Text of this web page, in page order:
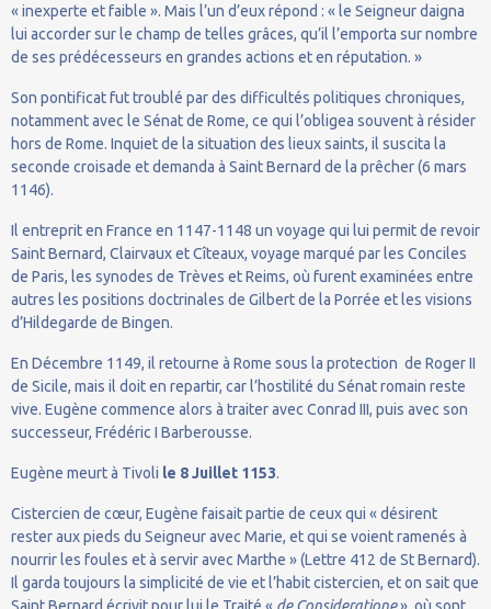
« inexperte et faible ». Mais l’un d’eux répond : « le Seigneur daigna
lui accorder sur le champ de telles grâces, qu’il l’emporta sur nombre
de ses prédécesseurs en grandes actions et en réputation. »
Son pontificat fut troublé par des difficultés politiques chroniques,
notamment avec le Sénat de Rome, ce qui l’obligea souvent à résider
hors de Rome. Inquiet de la situation des lieux saints, il suscita la
seconde croisade et demanda à Saint Bernard de la prêcher (6 mars
1146).
Il entreprit en France en 1147-1148 un voyage qui lui permit de revoir
Saint Bernard, Clairvaux et Cîteaux, voyage marqué par les Conciles
de Paris, les synodes de Trèves et Reims, où furent examinées entre
autres les positions doctrinales de Gilbert de la Porrée et les visions
d’Hildegarde de Bingen.
En Décembre 1149, il retourne à Rome sous la protection de Roger II
de Sicile, mais il doit en repartir, car l’hostilité du Sénat romain reste
vive. Eugène commence alors à traiter avec Conrad III, puis avec son
successeur, Frédéric I Barberousse.
Eugène meurt à Tivoli le 8 Juillet 1153.
Cistercien de cœur, Eugène faisait partie de ceux qui « désirent
rester aux pieds du Seigneur avec Marie, et qui se voient ramenés à
nourrir les foules et à servir avec Marthe » (Lettre 412 de St Bernard).
Il garda toujours la simplicité de vie et l’habit cistercien, et on sait que
Saint Bernard écrivit pour lui le Traité « de Consideratione», où sont